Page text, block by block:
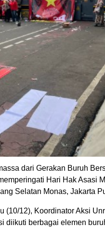
dari Gerakan Buruh
Hari Hak Asasi
Selatan Monas, Jakarta
(10/12), Koordinator Aksi
diikuti berbagai elemen